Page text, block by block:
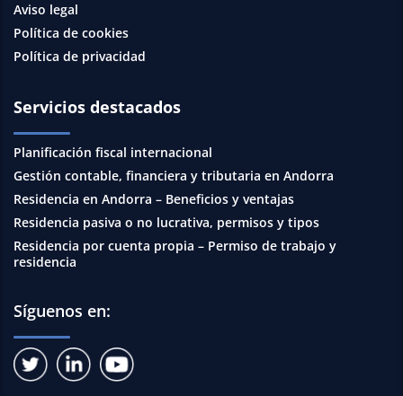
Aviso legal
Política de cookies
Política de privacidad
Servicios destacados
Planificación fiscal internacional
Gestión contable, financiera y tributaria en Andorra
Residencia en Andorra – Beneficios y ventajas
Residencia pasiva o no lucrativa, permisos y tipos
Residencia por cuenta propia – Permiso de trabajo y
residencia
Síguenos en: